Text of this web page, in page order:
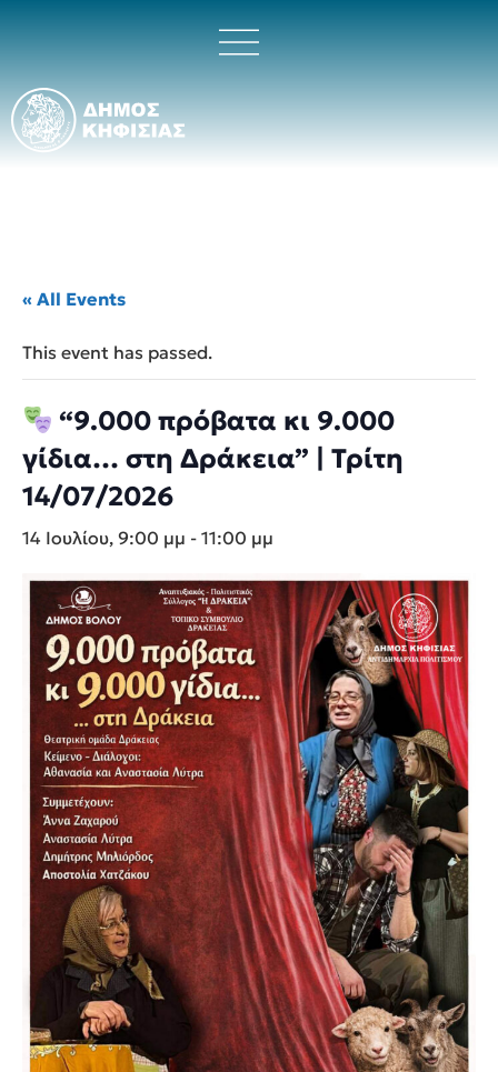
« All Events
This event has passed.
“9.000 πρόβατα κι 9.000
γίδια… στη Δράκεια” | Τρίτη
14/07/2026
14 Ιουλίου, 9:00 μμ - 11:00 μμ